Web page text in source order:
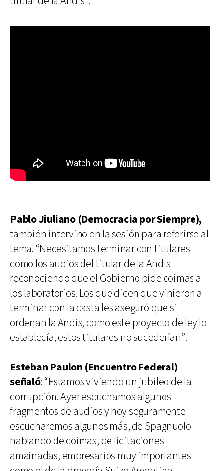
Pablo Jiuliano (Democracia por Siempre),
también intervino en la sesión para referirse al
tema. “Necesitamos terminar con titulares
como los audios del titular de la Andis
reconociendo que el Gobierno pide coimas a
los laboratorios. Los que dicen que vinieron a
terminar con la casta les aseguró que si
ordenan la Andis, como este proyecto de ley lo
establecía, estos titulares no sucederían”.
Esteban Paulon (Encuentro Federal)
señaló: “Estamos viviendo un jubileo de la
corrupción. Ayer escuchamos algunos
fragmentos de audios y hoy seguramente
escucharemos algunos más, de Spagnuolo
hablando de coimas, de licitaciones
amainadas, empresarios muy importantes